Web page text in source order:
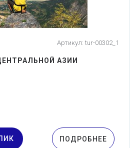
Артикул: tur-00302_1
АЗИИ
ПОДРОБНЕЕ